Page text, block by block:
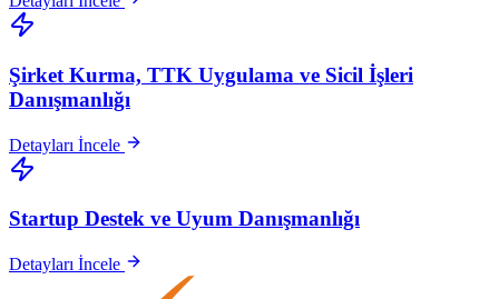
Şirket Kurma, TTK Uygulama ve Sicil İşleri
Danışmanlığı
Detayları İncele
Startup Destek ve Uyum Danışmanlığı
Detayları İncele